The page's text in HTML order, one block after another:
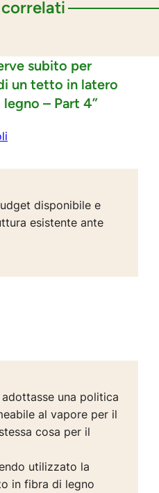
subito per
un tetto in latero
– Part 4”
disponibile e
esistente ante
una politica
al vapore per il
cosa per il
utilizzato la
in fibra di legno